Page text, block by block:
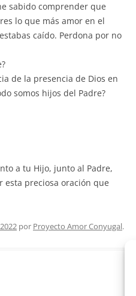
sabido comprender que
lo que más amor en el
caído. Perdona por no
de la presencia de Dios en
somos hijos del Padre?
a tu Hijo, junto al Padre,
esta preciosa oración que
por Proyecto Amor Conyugal.